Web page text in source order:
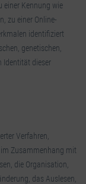
einer Kennung wie
zu einer Online-
identifiziert
genetischen,
Identität dieser
Verfahren,
Zusammenhang mit
die Organisation,
das Auslesen,